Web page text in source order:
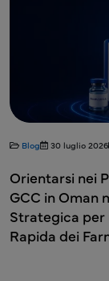
Blog 30 luglio 2026
Orientarsi nei
GCC in Oman
Strategica per
Rapida dei